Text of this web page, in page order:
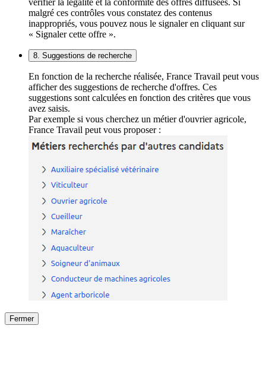
malgré ces contrôles vous constatez des contenus
inappropriés, vous pouvez nous le signaler en cliquant sur
« Signaler cette offre ».
8. Suggestions de recherche
En fonction de la recherche réalisée, France Travail peut vous
afficher des suggestions de recherche d'offres. Ces
suggestions sont calculées en fonction des critères que vous
avez saisis.
Par exemple si vous cherchez un métier d'ouvrier agricole,
France Travail peut vous proposer :
Fermer